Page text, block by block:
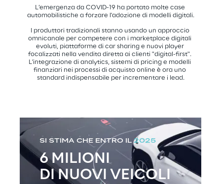
L’emergenza da COVID-19 ha portato molte case
automobilistiche a forzare l'adozione di modelli digitali.
I produttori tradizionali stanno usando un approccio
omnicanale per competere con i marketplace digitali
evoluti, piattaforme di car sharing e nuovi player
focalizzati nella vendita diretta ai clienti "digital-first".
L'integrazione di analytics, sistemi di pricing e modelli
finanziari nei processi di acquisto online è ora uno
standard indispensabile per incrementare i lead.
SI STIMA CHE ENTRO IL 2025
6 MILIONI
DI NUOVI VEICOLI